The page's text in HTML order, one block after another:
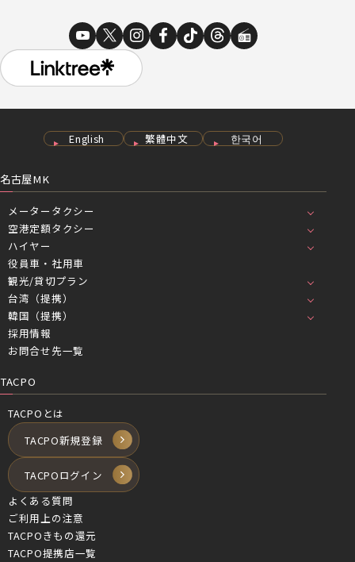
English 繁體中文 한국어
名古屋MK
メータータクシー
空港定額タクシー
ハイヤー
役員車・社用車
観光/貸切プラン
台湾（提携）
韓国（提携）
採用情報
お問合せ先一覧
TACPO
TACPOとは
TACPO新規登録
TACPOログイン
よくある質問
ご利用上の注意
TACPOきもの還元
TACPO提携店一覧